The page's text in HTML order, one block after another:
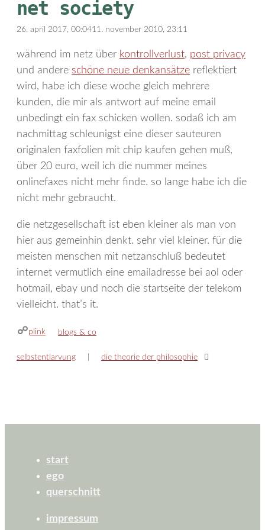
net society
26. april 2017, 00:0411. november 2010, 23:11
während im netz über kontrollverlust, post privacy
und andere schöne neue denkansätze reflektiert
wird, habe ich diese woche gleich mehrere
kunden, die mir als antwort auf meine email
unbedingt ein fax schicken wollen. sodaß ich am
nachmittag schleunigst eine dieser sauteuren
originalen faxfolien mit chip kaufen gehen muß,
über 20 euro, weil ich die nummer meines
onlinefaxes nicht mehr finde. so lange habe ich die
nicht mehr gebraucht.
die netzgesellschaft ist eben kleiner als man von
hier aus gemeinhin denkt. sehr viel kleiner. für die
meisten menschen mit netzanschluß bedeutet
internet vermutlich eine emailadresse bei aol oder
hotmail, ebay und noch die startseite der telekom
vielleicht. that’s it.
plink kategorien
blogs & co
selbstentlarvung die theorie der philosophie
start
ego
querschnitt
impressum